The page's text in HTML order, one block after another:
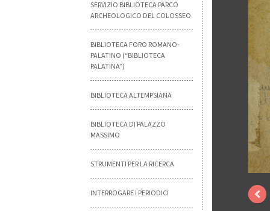
SERVIZIO BIBLIOTECA PARCO
ARCHEOLOGICO DEL COLOSSEO
BIBLIOTECA FORO ROMANO-
PALATINO (“BIBLIOTECA
PALATINA”)
BIBLIOTECA ALTEMPSIANA
BIBLIOTECA DI PALAZZO
MASSIMO
STRUMENTI PER LA RICERCA
INTERROGARE I PERIODICI